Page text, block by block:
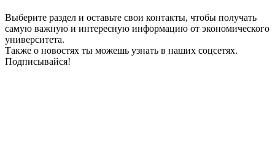
Выберите раздел и оставьте свои контакты, чтобы получать
самую важную и интересную информацию от экономического
университета.
Также о новостях ты можешь узнать в наших соцсетях.
Подписывайся!